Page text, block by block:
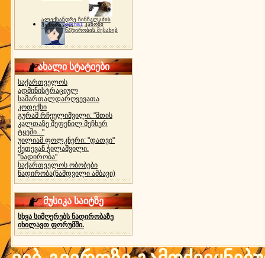
ალექსანდრე ჩინჩალაძის
მემორიალიgocha1 კანონი
ნადირობის შესახებ
ახალი სტატიები
საქართველოს
ადმინისტრაციულ
სამართალდარღვევათა
კოდექსი
გურამ რჩეულიშვილი: "მთის
კალთაზე შეფენილ მეჩხერ
ტყეში..."
უილიამ ფოლკნერი: "დათვი"
ქეთევან ჭილაშვილი:
"ნადირობა"
საქართველოს ობობები
ნადირობა(ნამდვილი ამბავი)
მუსიკა საიტზე
სხვა სიმღერებს ნადირობაზე
იხილავთ ფორუმში.